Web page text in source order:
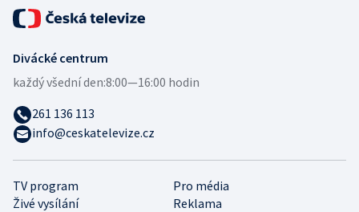
TV program
Pro média
Živé vysílání
Reklama
Divácké centrum
každý všední den:8:00—16:00 hodin
261 136 113
info@ceskatelevize.cz